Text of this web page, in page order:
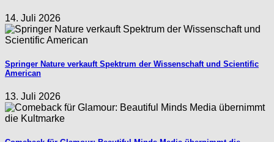
14. Juli 2026
Springer Nature verkauft Spektrum der Wissenschaft und Scientific
American
13. Juli 2026